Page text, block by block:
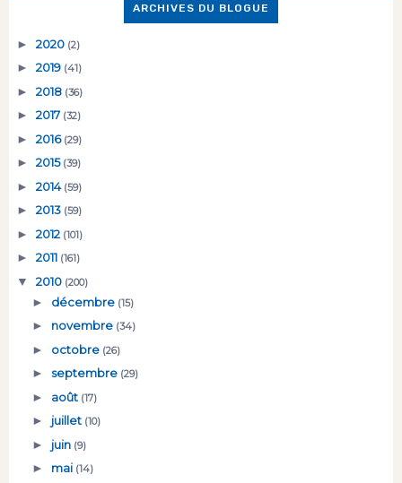
ARCHIVES DU BLOGUE
► 2020 (2)
► 2019 (41)
► 2018 (36)
► 2017 (32)
► 2016 (29)
► 2015 (39)
► 2014 (59)
► 2013 (59)
► 2012 (101)
► 2011 (161)
▼ 2010 (200)
► décembre (15)
► novembre (34)
► octobre (26)
► septembre (29)
► août (17)
► juillet (10)
► juin (9)
► mai (14)